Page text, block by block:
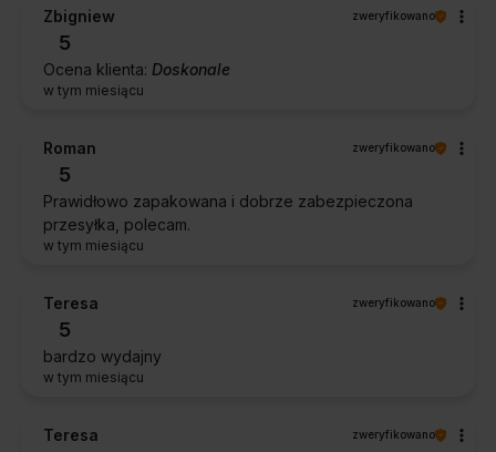
Zbigniew zweryfikowano
5
Ocena klienta: Doskonale
w tym miesiącu
Roman zweryfikowano
5
Prawidłowo zapakowana i dobrze zabezpieczona
przesyłka, polecam.
w tym miesiącu
Teresa zweryfikowano
5
bardzo wydajny
w tym miesiącu
Teresa zweryfikowano